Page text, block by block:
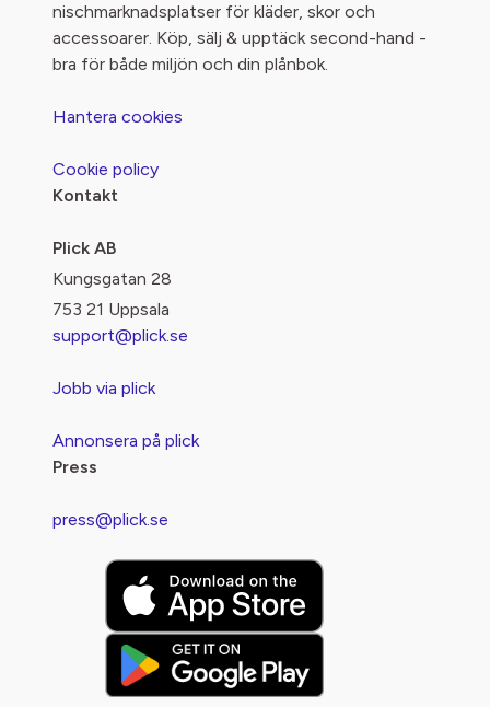
nischmarknadsplatser för kläder, skor och
accessoarer. Köp, sälj & upptäck second-hand -
bra för både miljön och din plånbok.
Hantera cookies
Cookie policy
Kontakt
Plick AB
Kungsgatan 28
753 21 Uppsala
support@plick.se
Jobb via plick
Annonsera på plick
Press
press@plick.se